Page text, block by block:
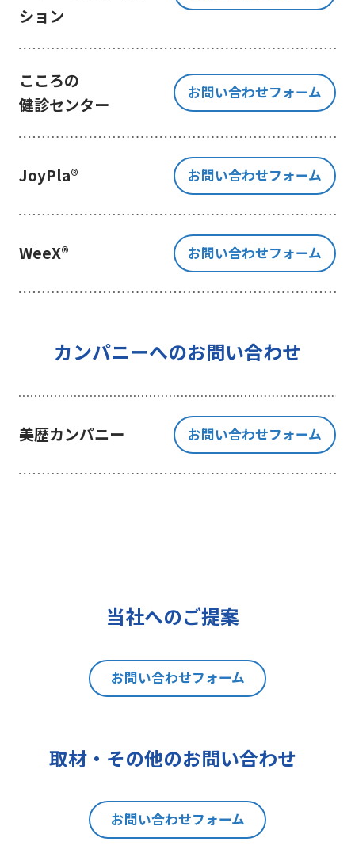
場合のみ、日本及びアメリカ合衆国
※Google LLC は日本の個人情報保
護法が適用される個人情報取扱事業
者と同等の体制を整備しています。
詳しくは、11.Google 拡張コンバ
ージョンの利用をご確認ください。
当社が管理する本フォームから取
得した情報とGoogle LLC が管理す
る当社Webサイト閲覧履歴等の情報
を紐づけ、お客様の興味関心に沿っ
た当社サービスに関する広告の配信
4 個人情報の外部委託について
個人情報の取扱いを一部、または全
部を委託する場合、十分な個人情報
の保護水準を満たしている者を選定
する基準を確立、選定し、管理監督
いたします。
ご提出頂く個人情報について、貴方
正、追加又は削除、利用の停止、消
去及び第三者への提供の停止（以下
「開示等」といいます。）を請求す
は、後述の消費者相談・苦情窓口に
本手続きにあたり、貴方がご本人で
あることを確認させて頂きますこと
をご了承下さい。
ション
こころの
健診センター
お問い合わせフォーム
JoyPla® お問い合わせフォーム
WeeX® お問い合わせフォーム
カンパニーへのお問い合わせ
美歴カンパニー お問い合わせフォーム
当社へのご提案
お問い合わせフォーム
取材・その他のお問い合わせ
お問い合わせフォーム